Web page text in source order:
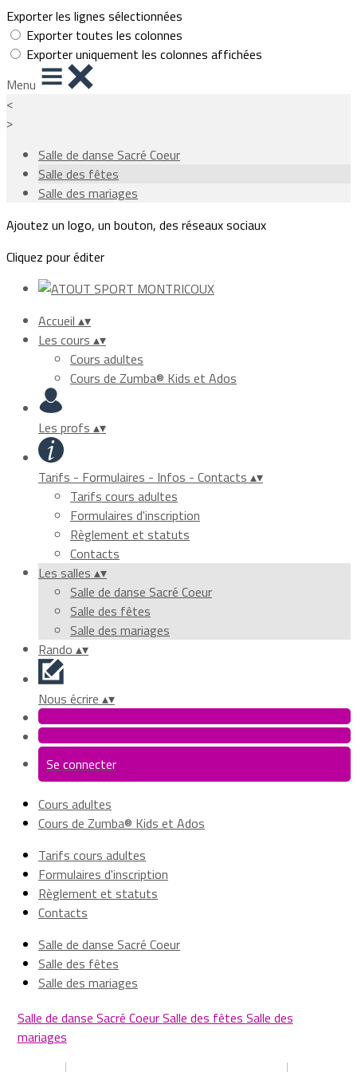
Exporter les lignes sélectionnées
Exporter toutes les colonnes
Exporter uniquement les colonnes affichées
Menu
<
>
Salle de danse Sacré Coeur
Salle des fêtes
Salle des mariages
Ajoutez un logo, un bouton, des réseaux sociaux
Cliquez pour éditer
Accueil ▴▾
Les cours ▴▾
Cours adultes
Cours de Zumba® Kids et Ados
Les profs ▴▾
Tarifs - Formulaires - Infos - Contacts ▴▾
Tarifs cours adultes
Formulaires d'inscription
Règlement et statuts
Contacts
Les salles ▴▾
Salle de danse Sacré Coeur
Salle des fêtes
Salle des mariages
Rando ▴▾
Nous écrire ▴▾
Se connecter
Cours adultes
Cours de Zumba® Kids et Ados
Tarifs cours adultes
Formulaires d'inscription
Règlement et statuts
Contacts
Salle de danse Sacré Coeur
Salle des fêtes
Salle des mariages
Salle de danse Sacré CoeurSalle des fêtes Salle des
mariages